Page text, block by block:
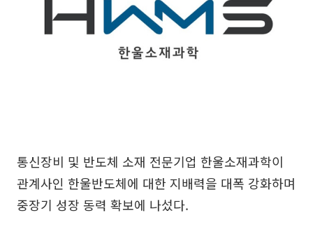
통신장비 및 반도체 소재 전문기업 한울소재과학이
관계사인 한울반도체에 대한 지배력을 대폭 강화하며
중장기 성장 동력 확보에 나섰다.